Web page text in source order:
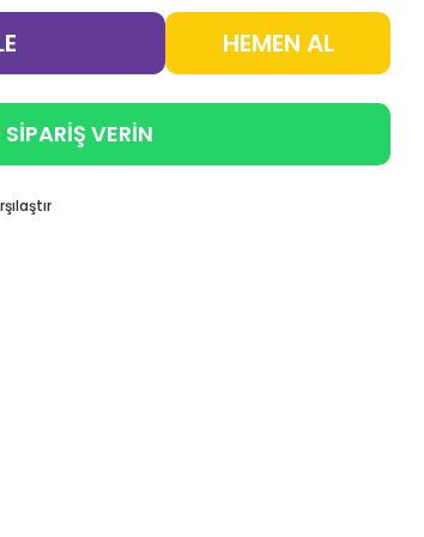
HEMEN AL
SİPARİŞ VERİN